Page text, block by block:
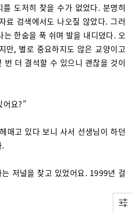
도저히 찾을 수가 없었다. 분명히
료 검색에서도 나오질 않았다. 그러
는 한숨을 푹 쉬며 발을 내디뎠다. 오
만, 별로 중요하지도 않은 교양이고
번 더 결석할 수 있으니 괜찮을 것이
어요?”
매고 있다 보니 사서 선생님이 하던
.
는 저널을 찾고 있었어요. 1999년 걸